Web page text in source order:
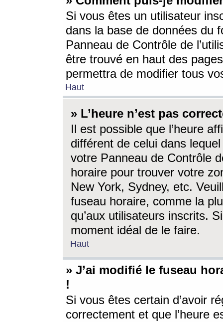
Si vous êtes un utilisateur
dans la base de données du
Panneau de Contrôle de
être trouvé en haut des
permettra de modifier tous
Haut
» L’heure n’est pas
Il est possible que l’heure
différent de celui dans
votre Panneau de Contrôle
horaire pour trouver votre
New York, Sydney, etc.
fuseau horaire, comme la
qu’aux utilisateurs inscrits.
moment idéal de le faire.
Haut
» J’ai modifié le fuseau
!
Si vous êtes certain d’avoir
correctement et que l’heure